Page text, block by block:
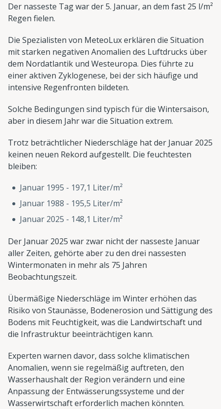
Der nasseste Tag war der 5. Januar, an dem fast 25 l/m²
Regen fielen.
Die Spezialisten von MeteoLux erklären die Situation
mit starken negativen Anomalien des Luftdrucks über
dem Nordatlantik und Westeuropa. Dies führte zu
einer aktiven Zyklogenese, bei der sich häufige und
intensive Regenfronten bildeten.
Solche Bedingungen sind typisch für die Wintersaison,
aber in diesem Jahr war die Situation extrem.
Trotz beträchtlicher Niederschläge hat der Januar 2025
keinen neuen Rekord aufgestellt. Die feuchtesten
bleiben:
Januar 1995 - 197,1 Liter/m²
Januar 1988 - 195,5 Liter/m²
Januar 2025 - 148,1 Liter/m²
Der Januar 2025 war zwar nicht der nasseste Januar
aller Zeiten, gehörte aber zu den drei nassesten
Wintermonaten in mehr als 75 Jahren
Beobachtungszeit.
Übermäßige Niederschläge im Winter erhöhen das
Risiko von Staunässe, Bodenerosion und Sättigung des
Bodens mit Feuchtigkeit, was die Landwirtschaft und
die Infrastruktur beeinträchtigen kann.
Experten warnen davor, dass solche klimatischen
Anomalien, wenn sie regelmäßig auftreten, den
Wasserhaushalt der Region verändern und eine
Anpassung der Entwässerungssysteme und der
Wasserwirtschaft erforderlich machen könnten.